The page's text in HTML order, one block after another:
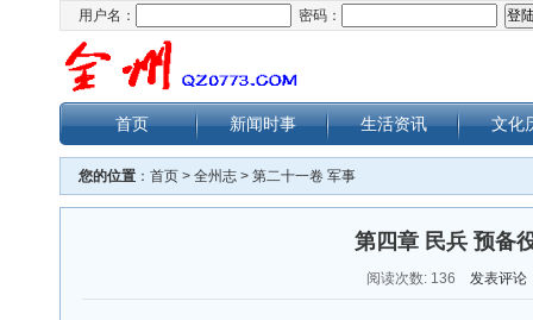
用户名： 密码：
首页 新闻时事 生活资讯 文化
您的位置 ： 首页 > 全州志 > 第二十一卷 军事
第四章 民兵 预备
阅读次数: 136 发表评论